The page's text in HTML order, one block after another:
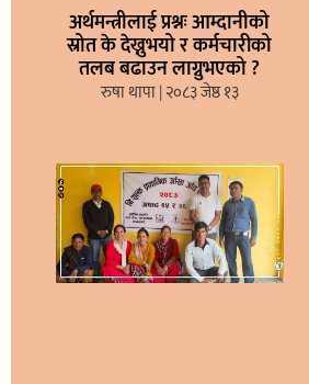
अर्थमन्त्रीलाई प्रश्नः आम्दानीको
स्रोत के देख्नुभयो र कर्मचारीको
तलब बढाउन लाग्नुभएको ?
रुषा थापा २०८३ जेष्ठ १३